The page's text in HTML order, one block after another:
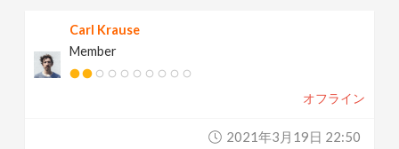
Carl Krause
Member
オフライン
2021年3月19日 22:50